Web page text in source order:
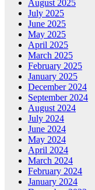
August 2025
July 2025
June 2025
May 2025
April 2025
March 2025
February 2025
January 2025
December 2024
September 2024
August 2024
July 2024
June 2024
May 2024
April 2024
March 2024
February 2024
January 2024